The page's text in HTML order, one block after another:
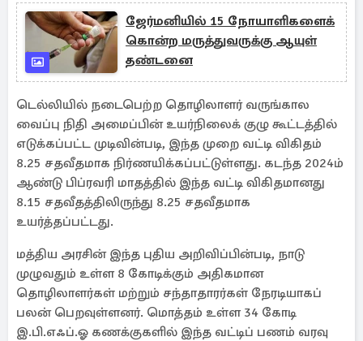
ஜேர்மனியில் 15 நோயாளிகளைக்
கொன்ற மருத்துவருக்கு ஆயுள்
தண்டனை
டெல்லியில் நடைபெற்ற தொழிலாளர் வருங்கால
வைப்பு நிதி அமைப்பின் உயர்நிலைக் குழு கூட்டத்தில்
எடுக்கப்பட்ட முடிவின்படி, இந்த முறை வட்டி விகிதம்
8.25 சதவீதமாக நிர்ணயிக்கப்பட்டுள்ளது. கடந்த 2024ம்
ஆண்டு பிப்ரவரி மாதத்தில் இந்த வட்டி விகிதமானது
8.15 சதவீதத்திலிருந்து 8.25 சதவீதமாக
உயர்த்தப்பட்டது.
மத்திய அரசின் இந்த புதிய அறிவிப்பின்படி, நாடு
முழுவதும் உள்ள 8 கோடிக்கும் அதிகமான
தொழிலாளர்கள் மற்றும் சந்தாதாரர்கள் நேரடியாகப்
பலன் பெறவுள்ளனர். மொத்தம் உள்ள 34 கோடி
இ.பி.எஃப்.ஓ கணக்குகளில் இந்த வட்டிப் பணம் வரவு